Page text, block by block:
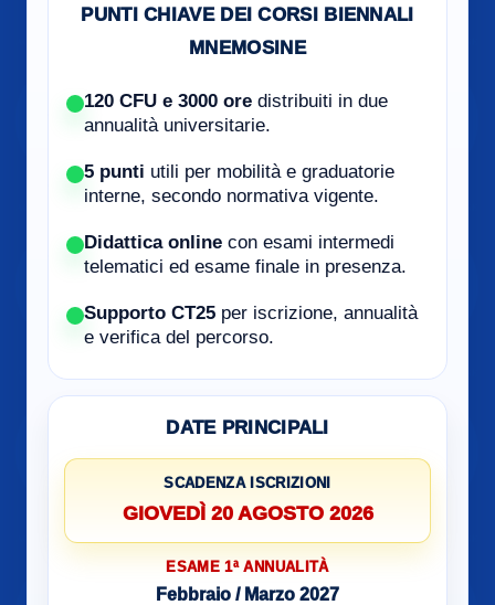
PUNTI CHIAVE DEI CORSI BIENNALI
MNEMOSINE
120 CFU e 3000 ore distribuiti in due
annualità universitarie.
5 punti utili per mobilità e graduatorie
interne, secondo normativa vigente.
Didattica online con esami intermedi
telematici ed esame finale in presenza.
Supporto CT25 per iscrizione, annualità
e verifica del percorso.
DATE PRINCIPALI
SCADENZA ISCRIZIONI
GIOVEDÌ 20 AGOSTO 2026
ESAME 1ª ANNUALITÀ
Febbraio / Marzo 2027